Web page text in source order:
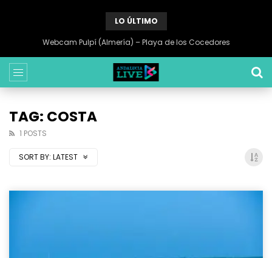
LO ÚLTIMO
Webcam Pulpí (Almería) – Playa de los Cocedores
TAG: COSTA
1 POSTS
SORT BY: LATEST